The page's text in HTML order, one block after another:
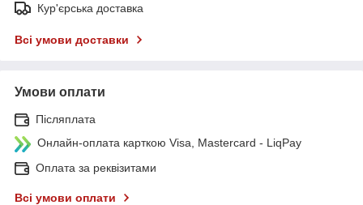
Кур'єрська доставка
Всі умови доставки
Умови оплати
Післяплата
Онлайн-оплата карткою Visa, Mastercard - LiqPay
Оплата за реквізитами
Всі умови оплати